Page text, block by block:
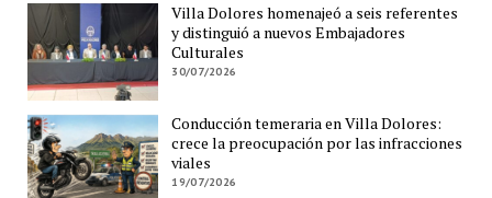
Villa Dolores homenajeó a seis referentes
y distinguió a nuevos Embajadores
Culturales
30/07/2026
Conducción temeraria en Villa Dolores:
crece la preocupación por las infracciones
viales
19/07/2026